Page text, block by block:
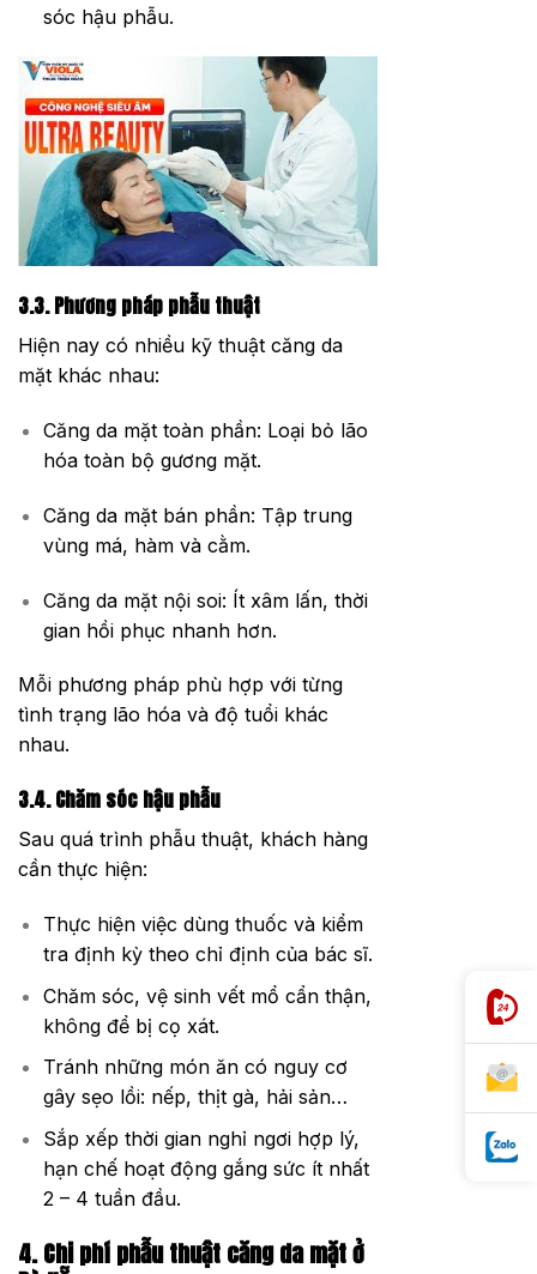
sóc hậu phẫu.
3.3. Phương pháp phẫu thuật
Hiện nay có nhiều kỹ thuật căng da
mặt khác nhau:
Căng da mặt toàn phần: Loại bỏ lão
hóa toàn bộ gương mặt.
Căng da mặt bán phần: Tập trung
vùng má, hàm và cằm.
Căng da mặt nội soi: Ít xâm lấn, thời
gian hồi phục nhanh hơn.
Mỗi phương pháp phù hợp với từng
tình trạng lão hóa và độ tuổi khác
nhau.
3.4. Chăm sóc hậu phẫu
Sau quá trình phẫu thuật, khách hàng
cần thực hiện:
Thực hiện việc dùng thuốc và kiểm
tra định kỳ theo chỉ định của bác sĩ.
Chăm sóc, vệ sinh vết mổ cẩn thận,
không để bị cọ xát.
Tránh những món ăn có nguy cơ
gây sẹo lồi: nếp, thịt gà, hải sản…
Sắp xếp thời gian nghỉ ngơi hợp lý,
hạn chế hoạt động gắng sức ít nhất
2 – 4 tuần đầu.
4. Chi phí phẫu thuật căng da mặt ở